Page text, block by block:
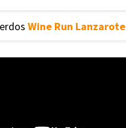
Wine Run Lanzarote